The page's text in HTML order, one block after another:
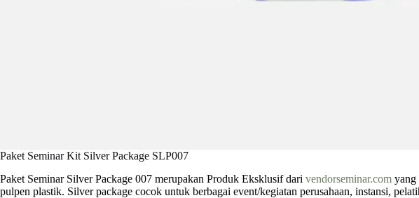
Paket Seminar Kit Silver Package SLP007
Paket Seminar Silver Package 007 merupakan Produk Eksklusif dari vendorseminar.com yang
pulpen plastik. Silver package cocok untuk berbagai event/kegiatan perusahaan, instansi,